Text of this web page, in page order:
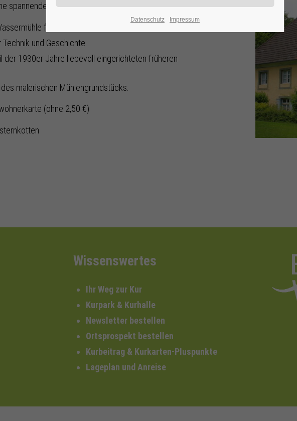
spannende Reise in die Vergangenheit:
funktioniert.
und Geschichte.
der 1930er Jahre liebevoll eingerichteten früheren
malerischen Mühlengrundstücks.
(ohne 2,50 €)
Wissenswertes
Ihr Weg zur Kur
Kurpark & Kurhalle
Newsletter bestellen
Ortsprospekt bestellen
Kurbeitrag & Kurkarten-Pluspunkte
Lageplan und Anreise
Datenschutz Impressum